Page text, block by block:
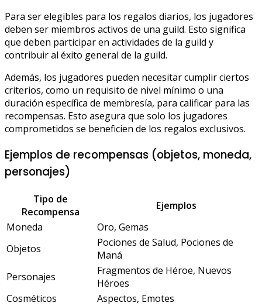
Para ser elegibles para los regalos diarios, los jugadores
deben ser miembros activos de una guild. Esto significa
que deben participar en actividades de la guild y
contribuir al éxito general de la guild.
Además, los jugadores pueden necesitar cumplir ciertos
criterios, como un requisito de nivel mínimo o una
duración específica de membresía, para calificar para las
recompensas. Esto asegura que solo los jugadores
comprometidos se beneficien de los regalos exclusivos.
Ejemplos de recompensas (objetos, moneda,
personajes)
Tipo de
Recompensa
Ejemplos
Moneda
Oro, Gemas
Objetos
Pociones de Salud, Pociones de
Maná
Personajes
Fragmentos de Héroe, Nuevos
Héroes
Cosméticos
Aspectos, Emotes